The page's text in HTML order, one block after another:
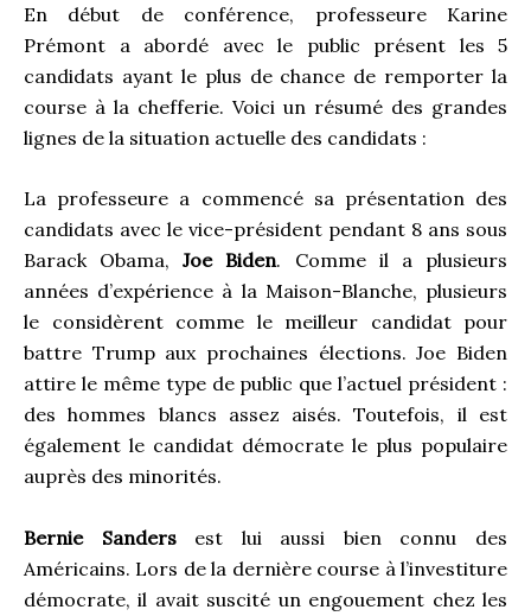
En début de conférence, professeure Karine
Prémont a abordé avec le public présent les 5
candidats ayant le plus de chance de remporter la
course à la chefferie. Voici un résumé des grandes
lignes de la situation actuelle des candidats :
La professeure a commencé sa présentation des
candidats avec le vice-président pendant 8 ans sous
Barack Obama,Joe Biden. Comme il a plusieurs
années d’expérience à la Maison-Blanche, plusieurs
le considèrent comme le meilleur candidat pour
battre Trump aux prochaines élections. Joe Biden
attire le même type de public que l’actuel président :
des hommes blancs assez aisés. Toutefois, il est
également le candidat démocrate le plus populaire
auprès des minorités.
Bernie Sandersest lui aussi bien connu des
Américains. Lors de la dernière course à l’investiture
démocrate, il avait suscité un engouement chez les